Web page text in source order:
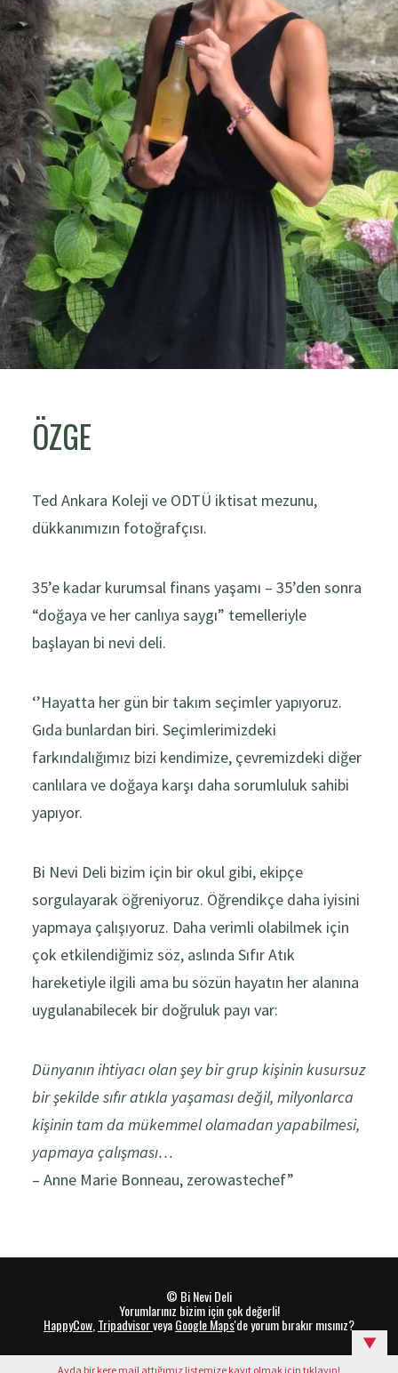
ÖZGE
Ted Ankara Koleji ve ODTÜ iktisat mezunu,
dükkanımızın fotoğrafçısı.
35’e kadar kurumsal finans yaşamı – 35’den sonra
“doğaya ve her canlıya saygı” temelleriyle
başlayan bi nevi deli.
‘’Hayatta her gün bir takım seçimler yapıyoruz.
Gıda bunlardan biri. Seçimlerimizdeki
farkındalığımız bizi kendimize, çevremizdeki diğer
canlılara ve doğaya karşı daha sorumluluk sahibi
yapıyor.
Bi Nevi Deli bizim için bir okul gibi, ekipçe
sorgulayarak öğreniyoruz. Öğrendikçe daha iyisini
yapmaya çalışıyoruz. Daha verimli olabilmek için
çok etkilendiğimiz söz, aslında Sıfır Atık
hareketiyle ilgili ama bu sözün hayatın her alanına
uygulanabilecek bir doğruluk payı var:
Dünyanın ihtiyacı olan şey bir grup kişinin kusursuz
bir şekilde sıfır atıkla yaşaması değil, milyonlarca
kişinin tam da mükemmel olamadan yapabilmesi,
yapmaya çalışması…
– Anne Marie Bonneau, zerowastechef”
© Bi Nevi Deli
Yorumlarınız bizim için çok değerli!
HappyCow TripadvisorveyaGoogle Maps'de yorum bırakır mısınız?
▼
Ayda bir kere mail attığımız listemize kayıt olmak için tıklayın!